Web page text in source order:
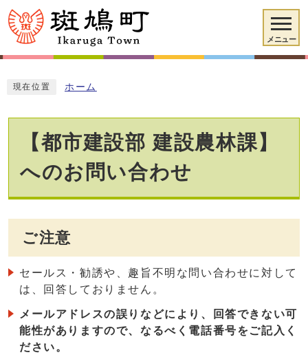
メニュー
現在位置 ホーム
【都市建設部 建設農林課】
へのお問い合わせ
ご注意
セールス・勧誘や、趣旨不明な問い合わせに対して
は、回答しておりません。
メールアドレスの誤りなどにより、回答できない可
能性がありますので、なるべく電話番号をご記入く
ださい。